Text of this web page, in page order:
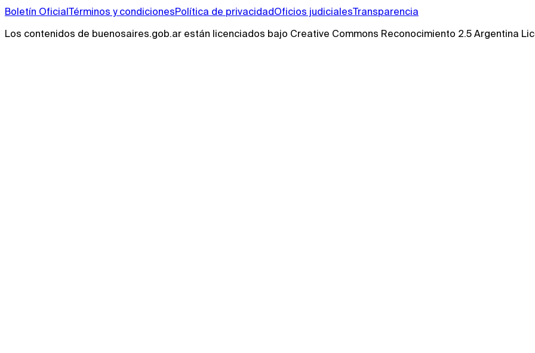
Boletín OficialTérminos y condicionesPolítica de privacidadOficios judicialesTransparencia
Los contenidos de buenosaires.gob.ar están licenciados bajo Creative Commons Reconocimiento 2.5 Argentina